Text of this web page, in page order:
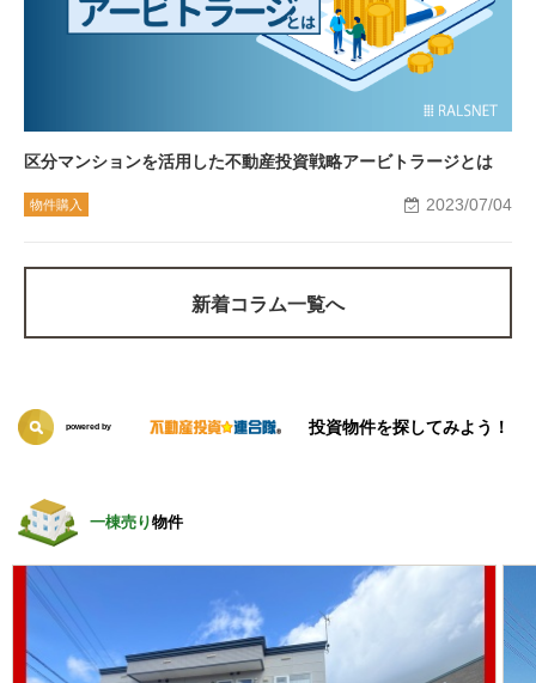
物件購入 2023/07/04
区分マンションを活用した不動産投資戦略アービトラージとは
新着コラム一覧へ
投資物件を探してみよう！
powered by
一棟売り物件